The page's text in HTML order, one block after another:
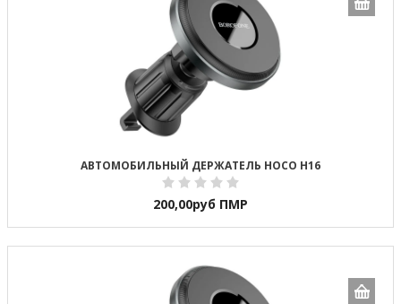
АВТОМОБИЛЬНЫЙ ДЕРЖАТЕЛЬ HOCO H16
200,00руб ПМР